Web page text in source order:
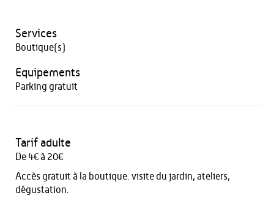
Services
Boutique(s)
Equipements
Parking gratuit
Tarif adulte
De 4€ à 20€
Accès gratuit à la boutique. visite du jardin, ateliers,
dégustation.